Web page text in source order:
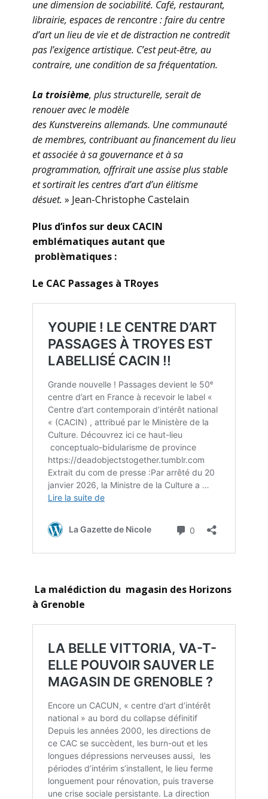
une dimension de sociabilité. Café, restaurant,
librairie, espaces de rencontre : faire du centre
d’art un lieu de vie et de distraction ne contredit
pas l’exigence artistique. C’est peut-être, au
contraire, une condition de sa fréquentation.
La troisième, plus structurelle, serait de
renouer avec le modèle
des Kunstvereins allemands. Une communauté
de membres, contribuant au financement du lieu
et associée à sa gouvernance et à sa
programmation, offrirait une assise plus stable
et sortirait les centres d’art d’un élitisme
désuet. » Jean-Christophe Castelain
Plus d’infos sur deux CACIN
emblématiques autant que
problèmatiques :
Le CAC Passages à TRoyes
La malédiction du magasin des Horizons
à Grenoble